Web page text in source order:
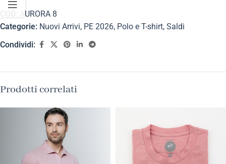
AURORA 8
Categorie: Nuovi Arrivi, PE 2026, Polo e T-shirt, Saldi
Condividi:
Prodotti correlati